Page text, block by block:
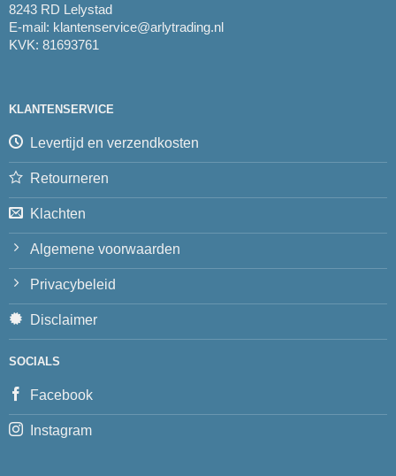
8243 RD Lelystad
E-mail: klantenservice@arlytrading.nl
KVK: 81693761
KLANTENSERVICE
Levertijd en verzendkosten
Retourneren
Klachten
Algemene voorwaarden
Privacybeleid
Disclaimer
SOCIALS
Facebook
Instagram